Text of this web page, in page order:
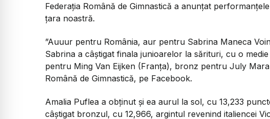
Federația Română de Gimnastică a anunțat
țara noastră.
”Auuur pentru România, aur pentru Sabrina Maneca
Sabrina a câștigat finala junioarelor la sărituri, cu o
pentru Ming Van Eijken (Franța), bronz pentru July
Română de Gimnastică, pe Facebook.
Amalia Puflea a obţinut şi ea aurul la sol, cu 13,233
câştigat bronzul, cu 12,966, argintul revenind italiencei